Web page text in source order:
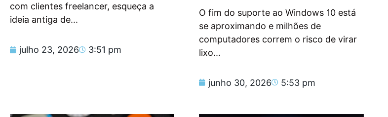
com clientes freelancer, esqueça a
ideia antiga de...
julho 23, 2026 3:51 pm
O fim do suporte ao Windows 10 está
se aproximando e milhões de
computadores correm o risco de virar
lixo...
junho 30, 2026 5:53 pm